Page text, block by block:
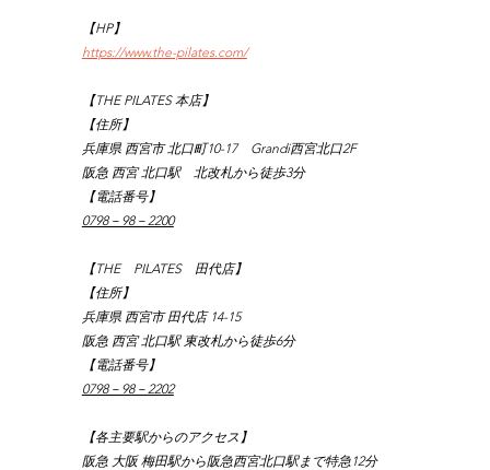
【HP】
https://www.the-pilates.com/
【THE PILATES 本店】
【住所】
兵庫県 西宮市 北口町10-17　Grandi西宮北口2F
阪急 西宮 北口駅　北改札から徒歩3分
【電話番号】
0798－98－2200
【THE　PILATES　田代店】
【住所】
兵庫県 西宮市 田代店 14-15
阪急 西宮 北口駅 東改札から徒歩6分
【電話番号】
0798－98－2202
【各主要駅からのアクセス】
阪急 大阪 梅田駅から阪急西宮北口駅まで特急12分